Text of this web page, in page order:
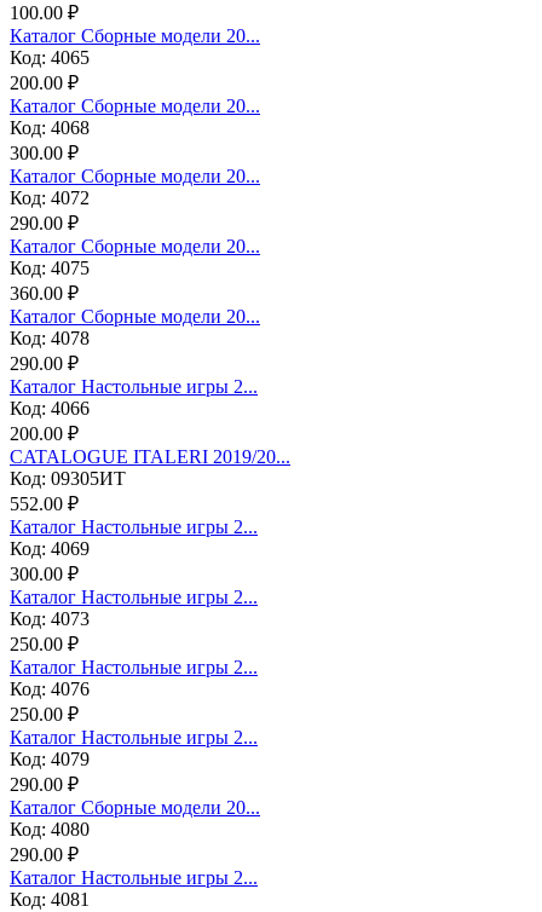
100.00 ₽
Каталог Сборные модели 20...
Код: 4065
200.00 ₽
Каталог Сборные модели 20...
Код: 4068
300.00 ₽
Каталог Сборные модели 20...
Код: 4072
290.00 ₽
Каталог Сборные модели 20...
Код: 4075
360.00 ₽
Каталог Сборные модели 20...
Код: 4078
290.00 ₽
Каталог Настольные игры 2...
Код: 4066
200.00 ₽
CATALOGUE ITALERI 2019/20...
Код: 09305ИТ
552.00 ₽
Каталог Настольные игры 2...
Код: 4069
300.00 ₽
Каталог Настольные игры 2...
Код: 4073
250.00 ₽
Каталог Настольные игры 2...
Код: 4076
250.00 ₽
Каталог Настольные игры 2...
Код: 4079
290.00 ₽
Каталог Сборные модели 20...
Код: 4080
290.00 ₽
Каталог Настольные игры 2...
Код: 4081